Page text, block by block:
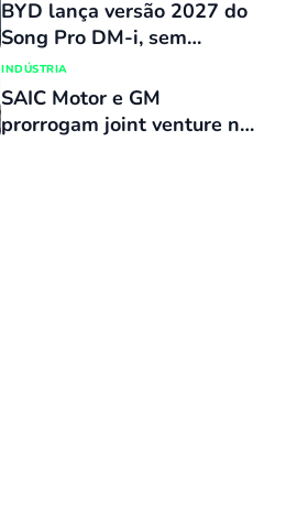
BYD lança versão 2027 do
Song Pro DM-i, sem
reajuste de preços, com
várias atualizações e agora
flex
INDÚSTRIA
SAIC Motor e GM
prorrogam joint venture na